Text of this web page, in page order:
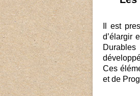
Il est
d’élargir
Ces
et de